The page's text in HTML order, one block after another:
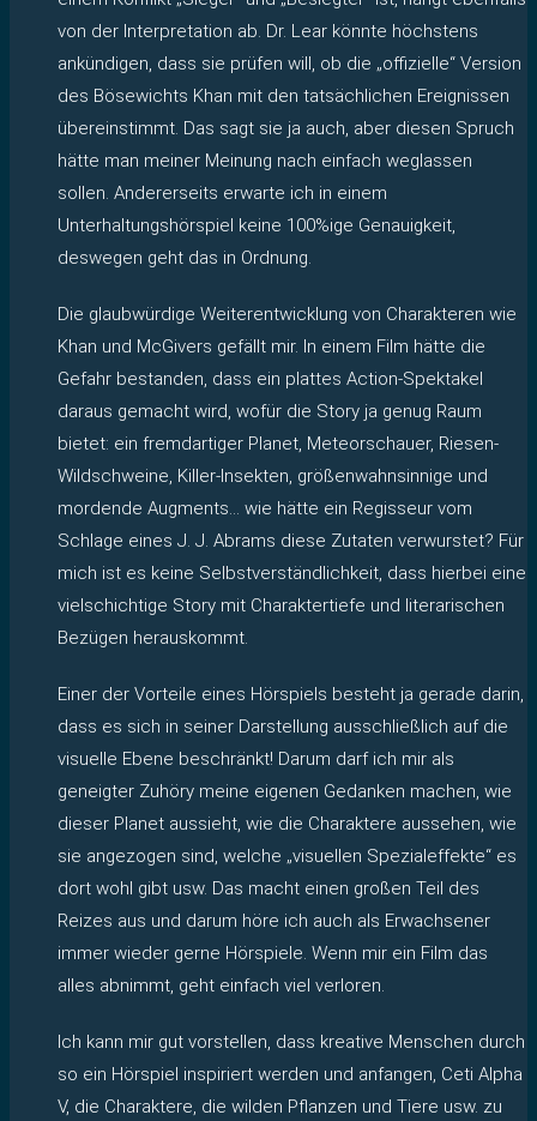
von der Interpretation ab. Dr. Lear könnte höchstens
ankündigen, dass sie prüfen will, ob die „offizielle“ Version
des Bösewichts Khan mit den tatsächlichen Ereignissen
übereinstimmt. Das sagt sie ja auch, aber diesen Spruch
hätte man meiner Meinung nach einfach weglassen
sollen. Andererseits erwarte ich in einem
Unterhaltungshörspiel keine 100%ige Genauigkeit,
deswegen geht das in Ordnung.
Die glaubwürdige Weiterentwicklung von Charakteren wie
Khan und McGivers gefällt mir. In einem Film hätte die
Gefahr bestanden, dass ein plattes Action-Spektakel
daraus gemacht wird, wofür die Story ja genug Raum
bietet: ein fremdartiger Planet, Meteorschauer, Riesen-
Wildschweine, Killer-Insekten, größenwahnsinnige und
mordende Augments… wie hätte ein Regisseur vom
Schlage eines J. J. Abrams diese Zutaten verwurstet? Für
mich ist es keine Selbstverständlichkeit, dass hierbei eine
vielschichtige Story mit Charaktertiefe und literarischen
Bezügen herauskommt.
Einer der Vorteile eines Hörspiels besteht ja gerade darin,
dass es sich in seiner Darstellung ausschließlich auf die
visuelle Ebene beschränkt! Darum darf ich mir als
geneigter Zuhöry meine eigenen Gedanken machen, wie
dieser Planet aussieht, wie die Charaktere aussehen, wie
sie angezogen sind, welche „visuellen Spezialeffekte“ es
dort wohl gibt usw. Das macht einen großen Teil des
Reizes aus und darum höre ich auch als Erwachsener
immer wieder gerne Hörspiele. Wenn mir ein Film das
alles abnimmt, geht einfach viel verloren.
Ich kann mir gut vorstellen, dass kreative Menschen durch
so ein Hörspiel inspiriert werden und anfangen, Ceti Alpha
V, die Charaktere, die wilden Pflanzen und Tiere usw. zu